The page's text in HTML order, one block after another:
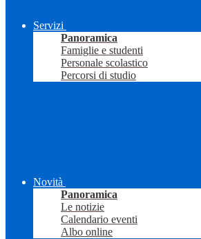
Servizi
Panoramica
Famiglie e studenti
Personale scolastico
Percorsi di studio
Novità
Panoramica
Le notizie
Calendario eventi
Albo online